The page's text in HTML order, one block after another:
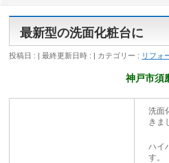
最新型の洗面化粧台に
投稿日 : 最終更新日時 : カテゴリー : リフォ
神戸市須
洗面
きま
ハイ
す。